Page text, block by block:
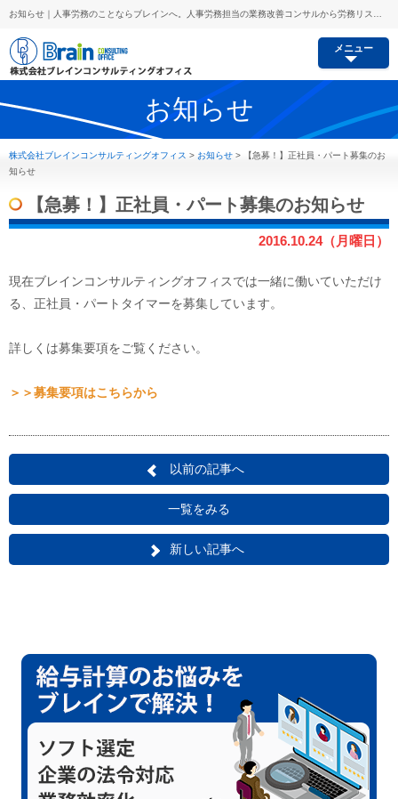
メニュー
お知らせ
株式会社ブレインコンサルティングオフィス > お知らせ >
【急募！】正社員・パート募集のお
知らせ
【急募！】正社員・パート募集のお知らせ
2016.10.24（月曜日）
現在ブレインコンサルティングオフィスでは一緒に働いていただけ
る、正社員・パートタイマーを募集しています。
詳しくは募集要項をご覧ください。
＞＞募集要項はこちらから
以前の記事へ
一覧をみる
新しい記事へ